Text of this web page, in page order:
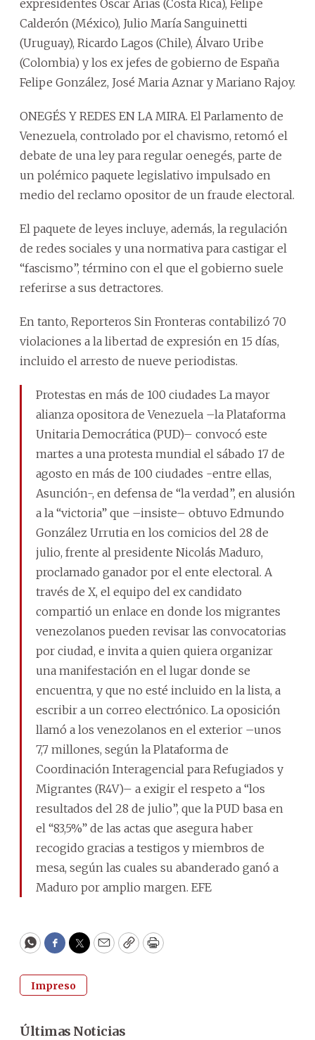
expresidentes Oscar Arias (Costa Rica), Felipe
Calderón (México), Julio María Sanguinetti
(Uruguay), Ricardo Lagos (Chile), Álvaro Uribe
(Colombia) y los ex jefes de gobierno de España
Felipe González, José Maria Aznar y Mariano Rajoy.
ONEGÉS Y REDES EN LA MIRA. El Parlamento de
Venezuela, controlado por el chavismo, retomó el
debate de una ley para regular oenegés, parte de
un polémico paquete legislativo impulsado en
medio del reclamo opositor de un fraude electoral.
El paquete de leyes incluye, además, la regulación
de redes sociales y una normativa para castigar el
“fascismo”, término con el que el gobierno suele
referirse a sus detractores.
En tanto, Reporteros Sin Fronteras contabilizó 70
violaciones a la libertad de expresión en 15 días,
incluido el arresto de nueve periodistas.
Protestas en más de 100 ciudades La mayor
alianza opositora de Venezuela –la Plataforma
Unitaria Democrática (PUD)– convocó este
martes a una protesta mundial el sábado 17 de
agosto en más de 100 ciudades -entre ellas,
Asunción-, en defensa de “la verdad”, en alusión
a la “victoria” que –insiste– obtuvo Edmundo
González Urrutia en los comicios del 28 de
julio, frente al presidente Nicolás Maduro,
proclamado ganador por el ente electoral. A
través de X, el equipo del ex candidato
compartió un enlace en donde los migrantes
venezolanos pueden revisar las convocatorias
por ciudad, e invita a quien quiera organizar
una manifestación en el lugar donde se
encuentra, y que no esté incluido en la lista, a
escribir a un correo electrónico. La oposición
llamó a los venezolanos en el exterior –unos
7,7 millones, según la Plataforma de
Coordinación Interagencial para Refugiados y
Migrantes (R4V)– a exigir el respeto a “los
resultados del 28 de julio”, que la PUD basa en
el “83,5%” de las actas que asegura haber
recogido gracias a testigos y miembros de
mesa, según las cuales su abanderado ganó a
Maduro por amplio margen. EFE
WhatsApp
Facebook
Twitter
EmailCopyPrint
Impreso
Últimas Noticias